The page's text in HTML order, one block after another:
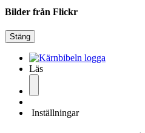
Bilder från Flickr
Stäng
Läs
Inställningar